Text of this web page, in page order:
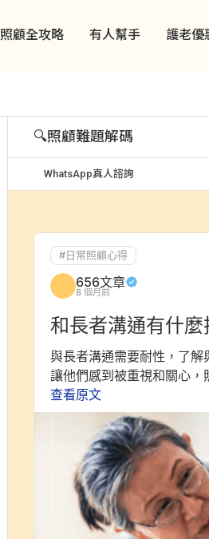
照顧全攻略 有人幫手 護老優
🔍照顧難題解碼
WhatsApp真人諮詢
#日常照顧心得
656文章
8 個月前
和長者溝通有什
與長者溝通需要耐性，了
讓他們感到被重視和關心，
查看原文